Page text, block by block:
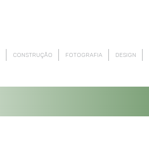
CONSTRUÇÃO FOTOGRAFIA DESIGN